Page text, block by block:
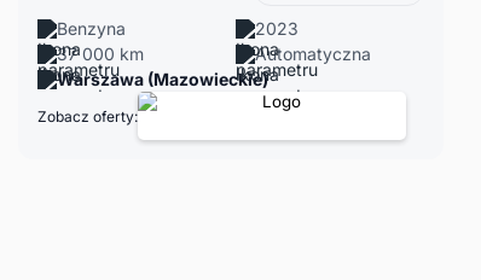
Benzyna
2023
37 000 km
Automatyczna
Warszawa (Mazowieckie)
Zobacz oferty: